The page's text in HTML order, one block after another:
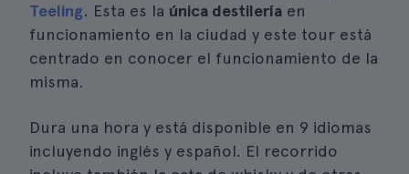
Teeling. Esta es la única destilería en
funcionamiento en la ciudad y este tour está
centrado en conocer el funcionamiento de la
misma.
Dura una hora y está disponible en 9 idiomas
incluyendo inglés y español. El recorrido